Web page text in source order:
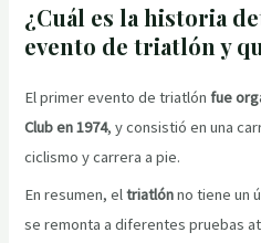
¿Cuál es la historia
evento de triatlón y
El primer evento de triatlónfue
Club en 1974, y consistió en una
ciclismo y carrera a pie.
En resumen, eltriatlónno tiene un
se remonta a diferentes pruebas